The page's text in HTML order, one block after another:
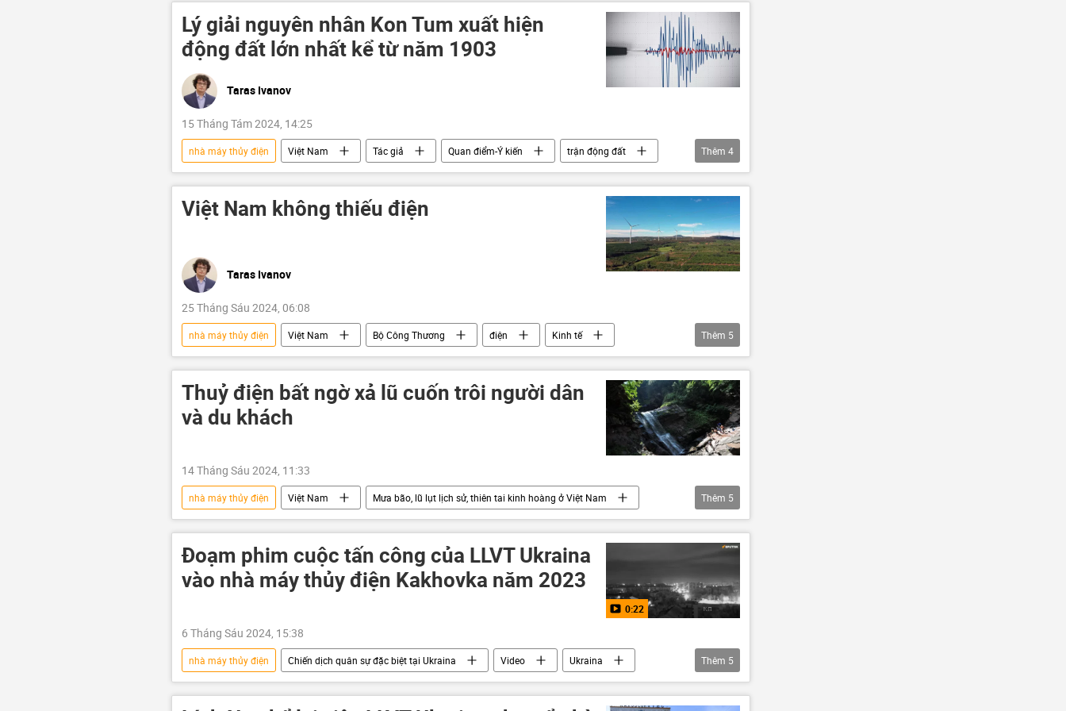
Lý giải nguyên nhân Kon Tum xuất hiện
động đất lớn nhất kể từ năm 1903
Taras Ivanov
15 Tháng Tám 2024, 14:25
nhà máy thủy điện Việt Nam Tác giả Quan điểm-Ý kiến
trận động đất
Kon Tum
thủy điện
thiên tai
Mưa bão, lũ lụt lịch sử, thiên tai kinh hoàng ở Việt Nam
Thêm 4
Việt Nam không thiếu điện
Taras Ivanov
25 Tháng Sáu 2024, 06:08
nhà máy thủy điện Việt Nam Bộ Công Thương điện
Kinh tế
năng lượng
Trung Quốc Lào EVN doanh nghiệp
Thêm 5
Thuỷ điện bất ngờ xả lũ cuốn trôi người dân
và du khách
14 Tháng Sáu 2024, 11:33
nhà máy thủy điện Việt Nam
Mưa bão, lũ lụt lịch sử, thiên tai kinh hoàng ở Việt Nam
thông tin
Du lịch xả lũ lũ lụt điện
Thêm 5
Đoạm phim cuộc tấn công của LLVT Ukraina
vào nhà máy thủy điện Kakhovka năm 2023
0:22
6 Tháng Sáu 2024, 15:38
nhà máy thủy điện Chiến dịch quân sự đặc biệt tại Ukraina Video
Ukraina
Nga
Bộ Quốc phòng Nga Nhà máy thủy điện Kakhovka
xung đột quân sự
quân đội
Quân đội Nga
Thêm 5